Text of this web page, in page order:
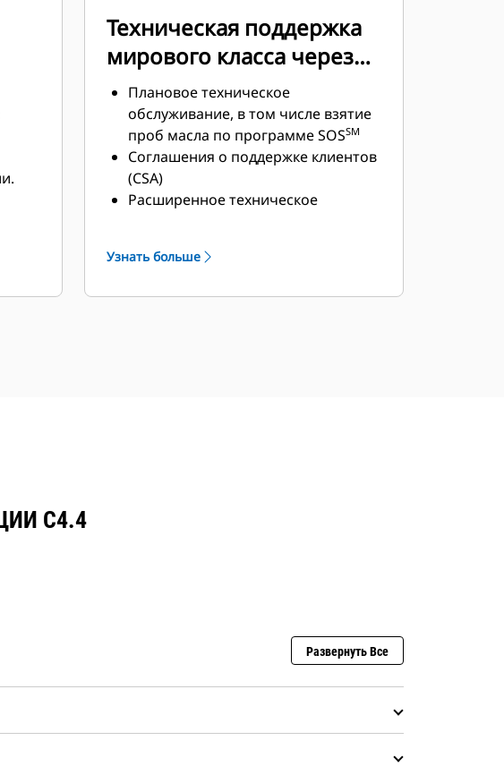
Техническая поддержка
мирового класса через
всемирную сеть
дилерских предприятий
Cat
Плановое техническое
обслуживание, в том числе взятие
проб масла по программе SOSSM
Соглашения о поддержке клиентов
(CSA)
Расширенное техническое
клиентов в сети дилеров
Узнать больше
C4.4
Развернуть Все